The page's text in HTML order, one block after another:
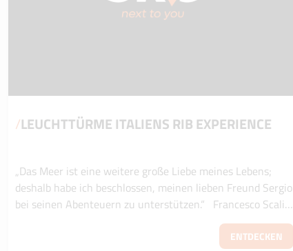
/LEUCHTTÜRME ITALIENS RIB EXPERIENCE
„Das Meer ist eine weitere große Liebe meines Lebens;
deshalb habe ich beschlossen, meinen lieben Freund Sergio
bei seinen Abenteuern zu unterstützen.“ Francesco Scalia,
ENTDECKEN